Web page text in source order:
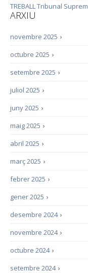
TREBALLTribunal Suprem
ARXIU
›
novembre 2025
›
octubre 2025
›
setembre 2025
›
juliol 2025
›
juny 2025
›
maig 2025
›
abril 2025
›
març 2025
›
febrer 2025
›
gener 2025
›
desembre 2024
›
novembre 2024
›
octubre 2024
›
setembre 2024